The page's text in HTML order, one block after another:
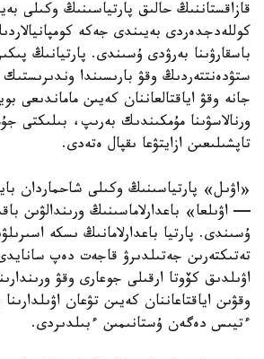
قازاقستاننىڭ حالىق پارتياسىنىڭ وكىلى
كوللەدجدەردى بەيىندى جەكە
باسقارۋىنا بەرۋدى ۇسىندى. پارتيانىڭ
ستۋدەنتتەردىڭ وقۋ بارىسىندا
جانە وقۋ اياقتالعاننان كەيىن ماماندىعى
ورنالاسۋىنا مۇمكىندىك بەرىپ، بىلىكتى
تاپشىلىعىن ازايتۋعا ىقپال ەتەدى.
«اۋىل» پارتياسىنىڭ وكىلى شاحماردان
— اۋىلعا» باعدارلاماسىنىڭ ورىندالۋىن
ۇسىندى. پارتيا باعدارلامانىڭ ىسكە
تەتىكتەرىن جەتىلدىرۋ قاجەت دەپ
اۋىلدىق كۆوتا ارقىلى جوعارى وقۋ
وقۋىن اياقتاعاننان كەيىن تۋعان
ءتيىس دەگەن ۇستانىمىن ءبىلدىردى.